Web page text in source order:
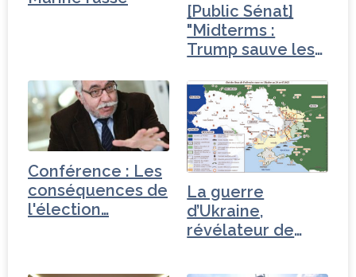
[Public Sénat]
"Midterms :
Trump sauve les
Conférence : Les
conséquences de
l'élection…
La guerre
d’Ukraine,
révélateur de